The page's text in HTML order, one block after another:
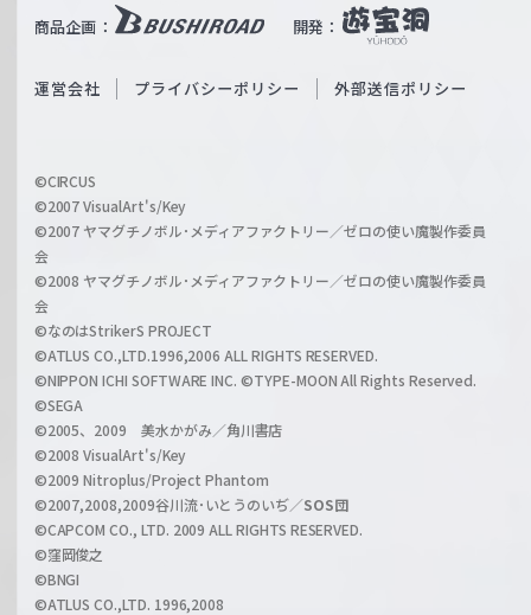
ß
c
a
r
z
商品企画： 開発：
b
O
i
l
h
a
n
l
運営会社 プライバシーポリシー 外部送信ポリシー
©CIRCUS
©2007 VisualArt's/Key
©2007 ヤマグチノボル･メディアファクトリー／ゼロの使い魔製作委員
会
©2008 ヤマグチノボル･メディアファクトリー／ゼロの使い魔製作委員
会
©なのはStrikerS PROJECT
©ATLUS CO.,LTD.1996,2006 ALL RIGHTS RESERVED.
©NIPPON ICHI SOFTWARE INC. ©TYPE-MOON All Rights Reserved.
©SEGA
©2005、2009 美水かがみ／角川書店
©2008 VisualArt's/Key
©2009 Nitroplus/Project Phantom
©2007,2008,2009谷川流･いとうのいぢ／SOS団
©CAPCOM CO., LTD. 2009 ALL RIGHTS RESERVED.
©窪岡俊之
©BNGI
©ATLUS CO.,LTD. 1996,2008